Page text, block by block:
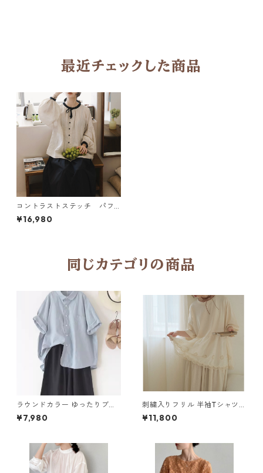
最近チェックした商品
コントラストステッチ パフ
¥16,980
同じカテゴリの商品
ラウンドカラー ゆったりブラ
ウス 4col Y 260067
¥7,980
刺繍入りフリル 半袖Tシャツ Y
260079
¥11,800